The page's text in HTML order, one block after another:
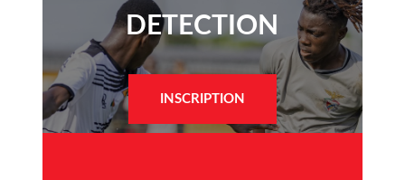
DETECTION​
INSCRIPTION